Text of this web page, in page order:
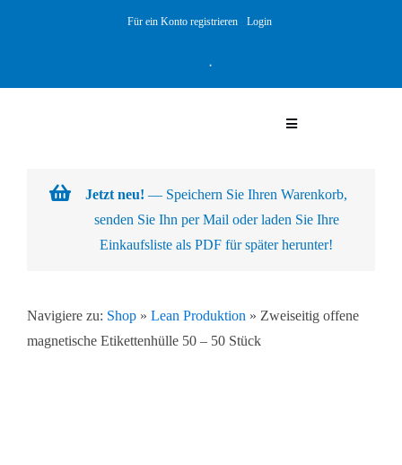
Für ein Konto registrieren Login
Toggle
Jetzt neu! — Speichern Sie Ihren Warenkorb,
senden Sie Ihn per Mail oder laden Sie Ihre
Einkaufsliste als PDF für später herunter!
Navigiere zu: Shop» Lean Produktion » Zweiseitig offene
magnetische Etikettenhülle 50 – 50 Stück